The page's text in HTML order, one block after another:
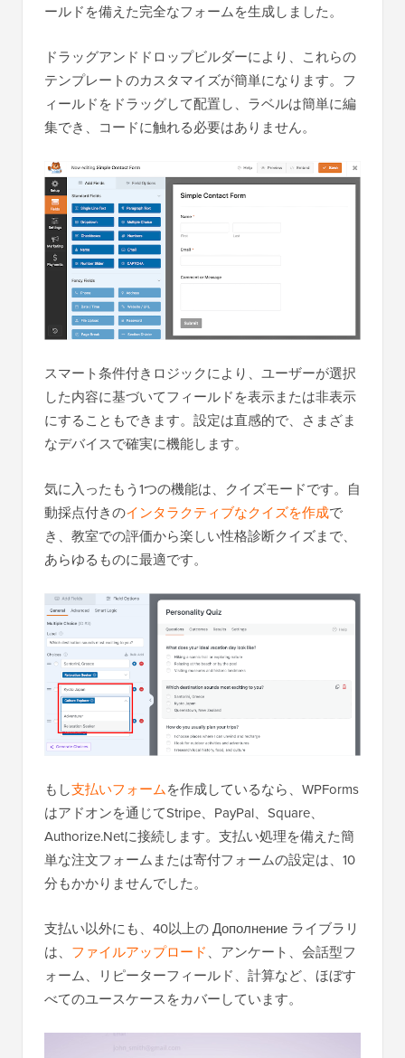
ールドを備えた完全なフォームを生成しました。
ドラッグアンドドロップビルダーにより、これらの
テンプレートのカスタマイズが簡単になります。フ
ィールドをドラッグして配置し、ラベルは簡単に編
集でき、コードに触れる必要はありません。
スマート条件付きロジックにより、ユーザーが選択
した内容に基づいてフィールドを表示または非表示
にすることもできます。設定は直感的で、さまざま
なデバイスで確実に機能します。
気に入ったもう1つの機能は、クイズモードです。自
動採点付きのインタラクティブなクイズを作成で
き、教室での評価から楽しい性格診断クイズまで、
あらゆるものに最適です。
もし支払いフォームを作成しているなら、WPForms
はアドオンを通じてStripe、PayPal、Square、
Authorize.Netに接続します。支払い処理を備えた簡
単な注文フォームまたは寄付フォームの設定は、10
分もかかりませんでした。
支払い以外にも、40以上の Дополнение ライブラリ
は、 ファイルアップロード、アンケート、会話型フ
ォーム、リピーターフィールド、計算など、ほぼす
べてのユースケースをカバーしています。